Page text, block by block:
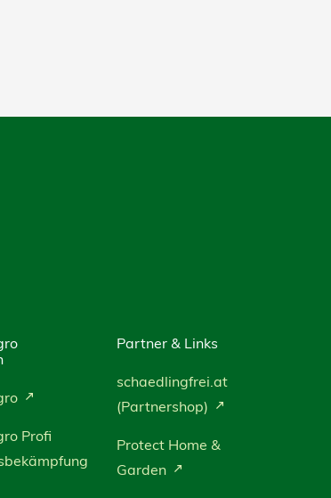
Profi
Partner & Links
schaedlingfrei.at
(Partnershop)
Protect Home &
Garden